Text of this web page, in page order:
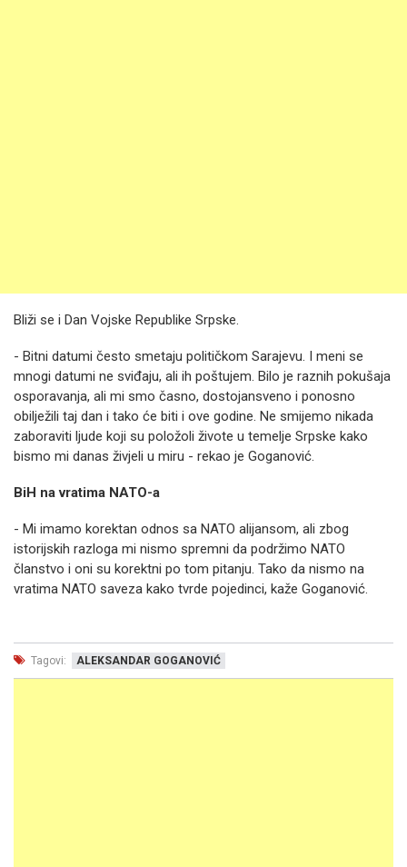
Bliži se i Dan Vojske Republike Srpske.
- Bitni datumi često smetaju političkom Sarajevu. I meni se
mnogi datumi ne sviđaju, ali ih poštujem. Bilo je raznih pokušaja
osporavanja, ali mi smo časno, dostojansveno i ponosno
obilježili taj dan i tako će biti i ove godine. Ne smijemo nikada
zaboraviti ljude koji su položoli živote u temelje Srpske kako
bismo mi danas živjeli u miru - rekao je Goganović.
BiH na vratima NATO-a
- Mi imamo korektan odnos sa NATO alijansom, ali zbog
istorijskih razloga mi nismo spremni da podržimo NATO
članstvo i oni su korektni po tom pitanju. Tako da nismo na
vratima NATO saveza kako tvrde pojedinci, kaže Goganović.
Tagovi: ALEKSANDAR GOGANOVIĆ